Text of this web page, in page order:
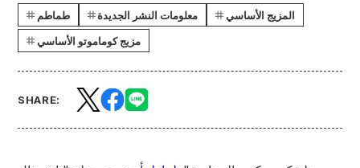
طماطم معلومات النشر الجديدة
المزيج الأساسي
مزيج كوماموتو الأساسي
SHARE: